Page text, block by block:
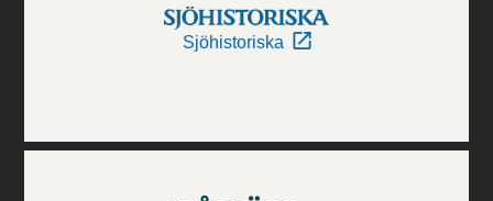
Sjöhistoriska